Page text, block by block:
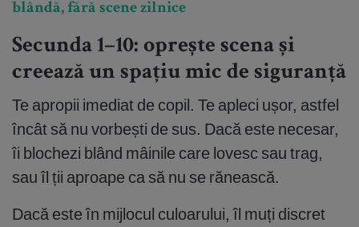
blândă, fără scene zilnice
Secunda 1–10: oprește scena și
creează un spațiu mic de siguranță
Te apropii imediat de copil. Te apleci ușor, astfel
încât să nu vorbești de sus. Dacă este necesar,
îi blochezi blând mâinile care lovesc sau trag,
sau îl ții aproape ca să nu se rănească.
Dacă este în mijlocul culoarului, îl muți discret